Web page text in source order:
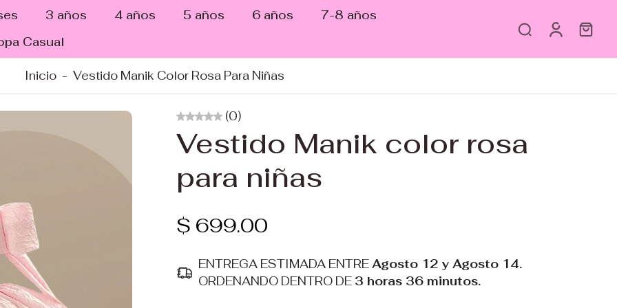
3 años 4 años 5 años 6 años
7-8 años
Casual
Inicio - Vestido Manik Color Rosa Para Niñas
(0)
Vestido Manik color rosa
para niñas
$ 699.00
ENTREGA ESTIMADA ENTREAgosto 12 y Agosto 14.
ORDENANDO DENTRO DE 3 horas 36 minutos.